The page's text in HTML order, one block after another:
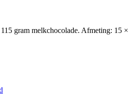
gram melkchocolade. Afmeting: 15 ×